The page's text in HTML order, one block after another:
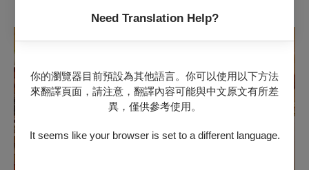
Need Translation Help?
你的瀏覽器目前預設為其他語言。你可以使用以下方法
來翻譯頁面，請注意，翻譯內容可能與中文原文有所差
異，僅供參考使用。
It seems like your browser is set to a different language.